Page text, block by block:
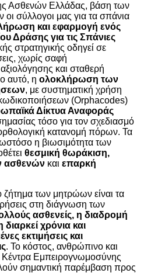
Ασθενών Ελλάδας, βάση των
σύλλογοι μας για τα σπάνια
και εφαρμογή ενός
Δράσης για τις Σπάνιες
στρατηγικής οδηγεί σε
χωρίς σαφή
και σταθερή
αυτό, η ολοκλήρωση των
, με συστηματική χρήση
(Orphacodes)
Δίκτυα Αναφοράς
τόσο για τον σχεδιασμό
κατανομή πόρων. Τα
η βιωσιμότητα των
θεσμική θωράκιση,
ασθενών και επαρκή
των μητρώων είναι τα
στη διάγνωση των
ασθενείς, η διαδρομή
χρόνια και
εκτιμήσεις και
. Το κόστος, ανθρώπινο και
Κέντρα Εμπειρογνωμοσύνης
σημαντική παρέμβαση προς